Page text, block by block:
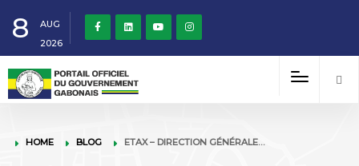
8
AUG
2026
HOME BLOG ETAX – DIRECTION GÉNÉRALE…